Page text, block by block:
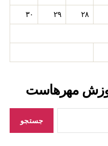
۲۸ ۲۹ ۳۰
مهرهاست